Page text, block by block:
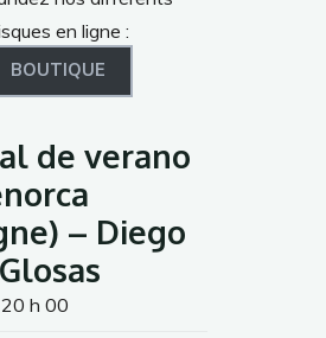
en ligne :
BOUTIQUE
de verano
– Diego
h 00